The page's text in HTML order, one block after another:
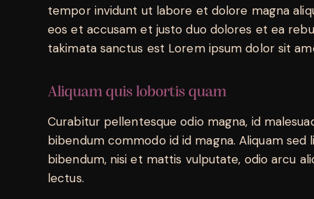
tempor invidunt ut labore et dolore magna
eos et accusam et justo duo dolores et ea
takimata sanctus est Lorem ipsum dolor sit
Aliquam quis lobortis quam
Curabitur pellentesque odio magna, id
bibendum commodo id id magna. Aliquam
bibendum, nisi et mattis vulputate, odio arcu
lectus.